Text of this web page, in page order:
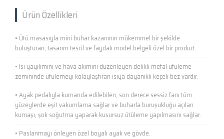
Ürün Özellikleri
• Ütü masasıyla mini buhar kazanının mükemmel bir şekilde
buluşturan, tasarım tescil ve faydalı model belgeli özel bir product.
• Isı yayılımını ve hava akımını düzenleyen delikli metal ütüleme
zemininde ütülemeyi kolaylaştıran ısıya dayanıklı keçeli bez vardır.
• Ayak pedalıyla kumanda edilebilen, son derece sessiz fanı tüm
yüzeylerde eşit vakumlama sağlar ve buharla buruşukluğu açılan
kumaşı, şok soğutma yaparak kusursuz ütüleme yapılmasını sağlar.
• Paslanmayı önleyen özel boyalı ayak ve gövde.